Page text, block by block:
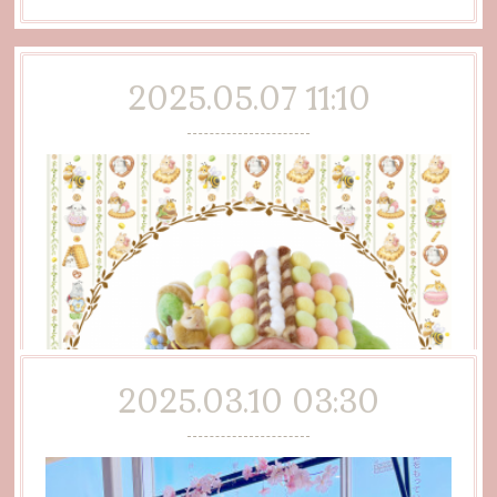
2025.05.07 11:10
2025.03.10 03:30